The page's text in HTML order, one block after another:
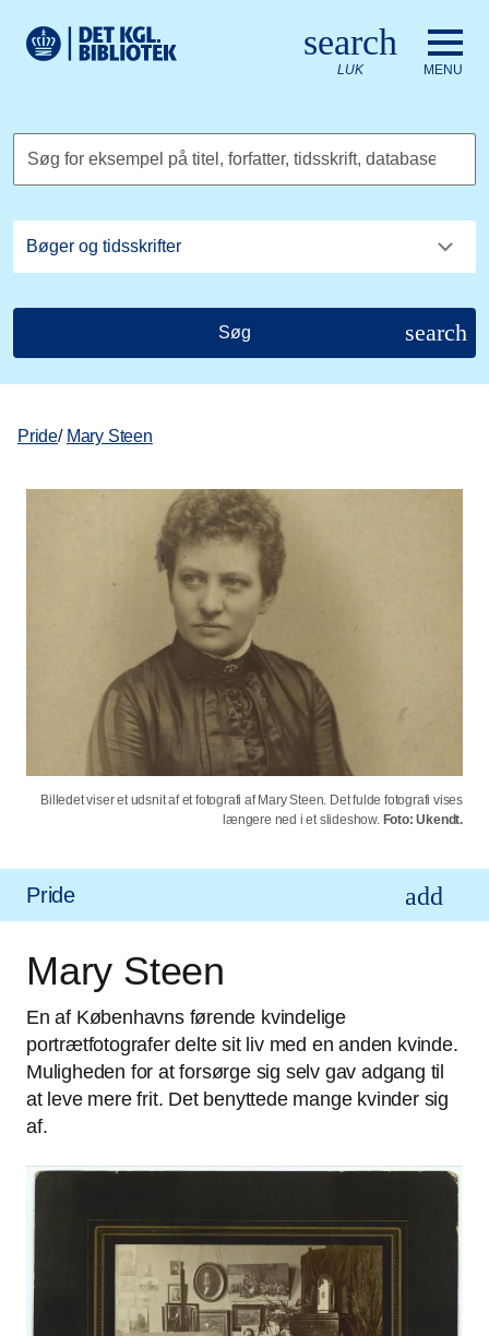
Det Kongelige Biblioteks logo. Gå til Det Kongelige
search
LUK MENU
Søg for eksempel på titel, forfatter, tidsskrift, database
Søg search
Pride/ Mary Steen
Billedet viser et udsnit af et fotografi af Mary Steen. Det fulde fotografi vises
længere ned i et slideshow. Foto: Ukendt.
Pride
Mary Steen
En af Københavns førende kvindelige
portrætfotografer delte sit liv med en anden kvinde.
Muligheden for at forsørge sig selv gav adgang til
at leve mere frit. Det benyttede mange kvinder sig
af.